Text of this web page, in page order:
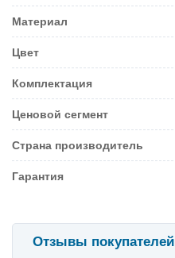
Материал
Цвет
Комплектация
Ценовой сегмент
Страна производитель
Гарантия
Отзывы покупателей